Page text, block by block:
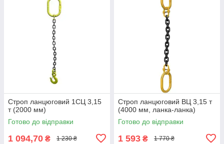
Строп ланцюговий 1СЦ 3,15
т (2000 мм)
Готово до відправки
1 094,70 ₴ 1 230 ₴
Строп ланцюговий ВЦ 3,15 т
(4000 мм, ланка-ланка)
Готово до відправки
1 593 ₴ 1 770 ₴